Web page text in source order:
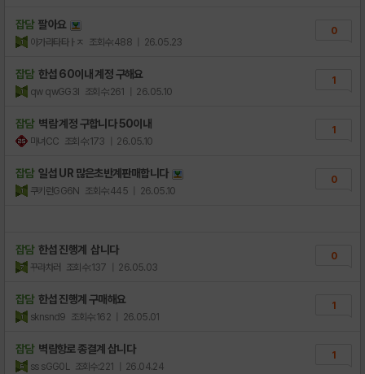
잡담 팔아요
아가라타타ㅏㅈ 조회수:488 | 26.05.23
0
잡담 한섭 60이내 계정 구해요
qw qwGG3I 조회수:261 | 26.05.10
1
잡담 벽람 계정 구합니다 50이내
마녀CC 조회수:173 | 26.05.10
1
잡담 일섭 UR 많은초반계판매합니다
쿠키런GG6N 조회수:445 | 26.05.10
0
잡담 한섭 진행계 삽니다
꾸라차러 조회수:137 | 26.05.03
0
잡담 한섭 진행계 구매해요
sknsnd9 조회수:162 | 26.05.01
1
잡담 벽람항로 종결계 삽니다
ss sGG0L 조회수:221 | 26.04.24
1